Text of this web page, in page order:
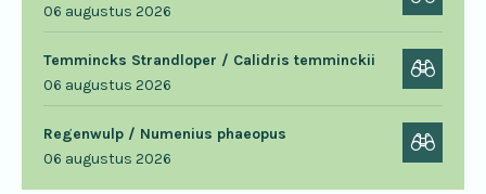
06 augustus 2026
Temmincks Strandloper / Calidris temminckii
06 augustus 2026
Regenwulp / Numenius phaeopus
06 augustus 2026